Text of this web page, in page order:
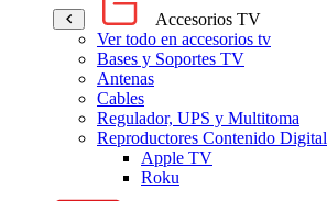
Accesorios TV
Ver todo en accesorios tv
Bases y Soportes TV
Antenas
Cables
Regulador, UPS y Multitoma
Reproductores Contenido Digital
Apple TV
Roku